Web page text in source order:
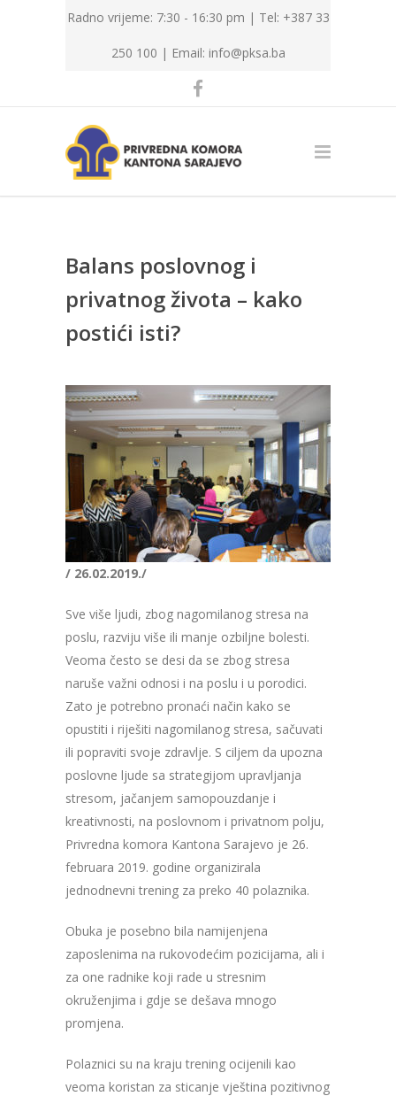
Radno vrijeme: 7:30 - 16:30 pm | Tel: +387 33
250 100 | Email: info@pksa.ba
Balans poslovnog i
privatnog života – kako
postići isti?
/ 26.02.2019./
Sve više ljudi, zbog nagomilanog stresa na
poslu, razviju više ili manje ozbiljne bolesti.
Veoma često se desi da se zbog stresa
naruše važni odnosi i na poslu i u porodici.
Zato je potrebno pronaći način kako se
opustiti i riješiti nagomilanog stresa, sačuvati
ili popraviti svoje zdravlje. S ciljem da upozna
poslovne ljude sa strategijom upravljanja
stresom, jačanjem samopouzdanje i
kreativnosti, na poslovnom i privatnom polju,
Privredna komora Kantona Sarajevo je 26.
februara 2019. godine organizirala
jednodnevni trening za preko 40 polaznika.
Obuka je posebno bila namijenjena
zaposlenima na rukovodećim pozicijama, ali i
za one radnike koji rade u stresnim
okruženjima i gdje se dešava mnogo
promjena.
Polaznici su na kraju trening ocijenili kao
veoma koristan za sticanje vještina pozitivnog